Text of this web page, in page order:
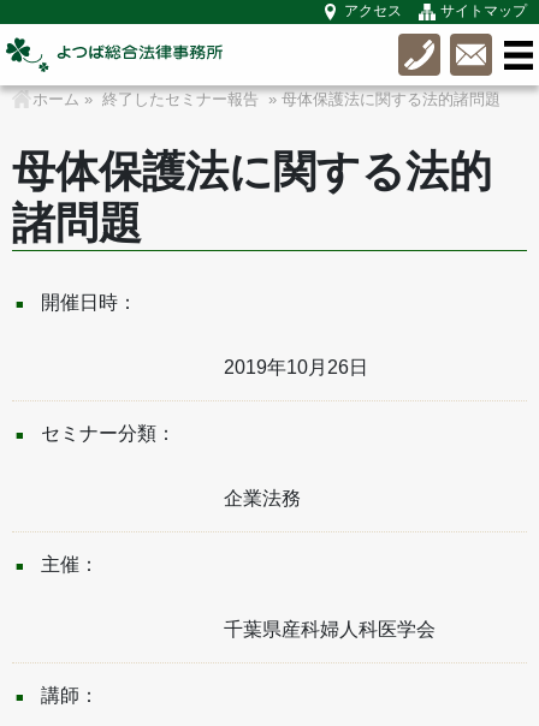
アクセス サイトマップ
ホーム » 終了したセミナー報告 » 母体保護法に関する法的諸問題
母体保護法に関する法的
諸問題
開催日時：
2019年10月26日
セミナー分類：
企業法務
主催：
千葉県産科婦人科医学会
講師：